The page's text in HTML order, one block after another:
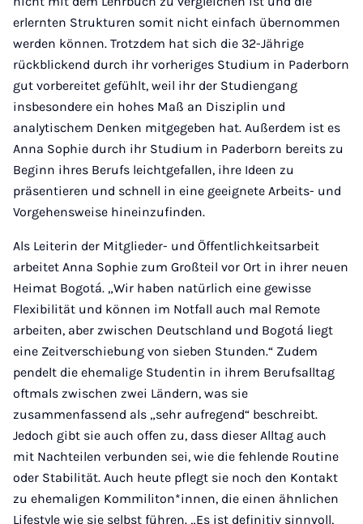
erlernten Strukturen somit nicht einfach übernommen
werden können. Trotzdem hat sich die 32-Jährige
rückblickend durch ihr vorheriges Studium in Paderborn
gut vorbereitet gefühlt, weil ihr der Studiengang
insbesondere ein hohes Maß an Disziplin und
analytischem Denken mitgegeben hat. Außerdem ist es
Anna Sophie durch ihr Studium in Paderborn bereits zu
Beginn ihres Berufs leichtgefallen, ihre Ideen zu
präsentieren und schnell in eine geeignete Arbeits- und
Vorgehensweise hineinzufinden.
Als Leiterin der Mitglieder- und Öffentlichkeitsarbeit
arbeitet Anna Sophie zum Großteil vor Ort in ihrer neuen
Heimat Bogotá. „Wir haben natürlich eine gewisse
Flexibilität und können im Notfall auch mal Remote
arbeiten, aber zwischen Deutschland und Bogotá liegt
eine Zeitverschiebung von sieben Stunden.“ Zudem
pendelt die ehemalige Studentin in ihrem Berufsalltag
oftmals zwischen zwei Ländern, was sie
zusammenfassend als „sehr aufregend“ beschreibt.
Jedoch gibt sie auch offen zu, dass dieser Alltag auch
mit Nachteilen verbunden sei, wie die fehlende Routine
oder Stabilität. Auch heute pflegt sie noch den Kontakt
zu ehemaligen Kommiliton*innen, die einen ähnlichen
Lifestyle wie sie selbst führen. „Es ist definitiv sinnvoll,